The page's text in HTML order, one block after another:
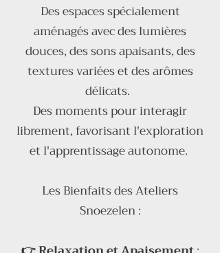
Des espaces spécialement
aménagés avec des lumières
douces, des sons apaisants, des
textures variées et des arômes
délicats.
Des moments pour interagir
librement, favorisant l'exploration
et l'apprentissage autonome.
Les Bienfaits des Ateliers
Snoezelen :